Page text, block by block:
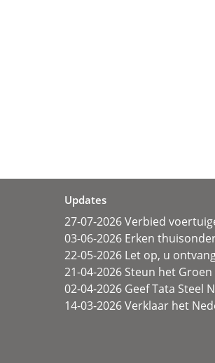
Updates
27-07-2026 Verbied
03-06-2026 Erken
22-05-2026 Let op, u
21-04-2026 Steun het
02-04-2026 Geef Tata Steel
14-03-2026 Verklaar het